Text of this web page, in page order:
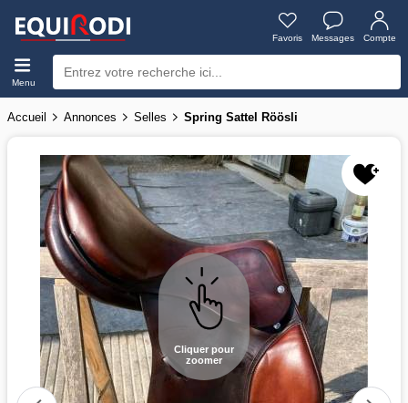
Favoris Messages Compte
Menu
Accueil Annonces Selles Spring Sattel Röösli
Cliquer pour
zoomer